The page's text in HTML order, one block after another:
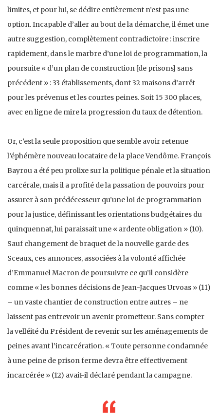
limites, et pour lui, se dédire entièrement n’est pas une
option. Incapable d’aller au bout de la démarche, il émet une
autre suggestion, complètement contradictoire : inscrire
rapidement, dans le marbre d’une loi de programmation, la
poursuite « d’un plan de construction [de prisons] sans
précédent » : 33 établissements, dont 32 maisons d’arrêt
pour les prévenus et les courtes peines. Soit 15 300 places,
avec en ligne de mire la progression du taux de détention.
Or, c’est la seule proposition que semble avoir retenue
l’éphémère nouveau locataire de la place Vendôme. François
Bayrou a été peu prolixe sur la politique pénale et la situation
carcérale, mais il a profité de la passation de pouvoirs pour
assurer à son prédécesseur qu’une loi de programmation
pour la justice, définissant les orientations budgétaires du
quinquennat, lui paraissait une « ardente obligation » (10).
Sauf changement de braquet de la nouvelle garde des
Sceaux, ces annonces, associées à la volonté affichée
d’Emmanuel Macron de poursuivre ce qu’il considère
comme « les bonnes décisions de Jean-Jacques Urvoas » (11)
– un vaste chantier de construction entre autres – ne
laissent pas entrevoir un avenir prometteur. Sans compter
la velléité du Président de revenir sur les aménagements de
peines avant l’incarcération. « Toute personne condamnée
à une peine de prison ferme devra être effectivement
incarcérée » (12) avait-il déclaré pendant la campagne.